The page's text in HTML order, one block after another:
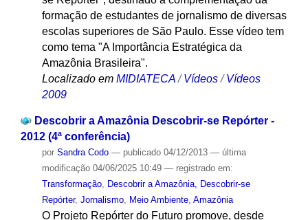
formação de estudantes de jornalismo de diversas
escolas superiores de São Paulo. Esse vídeo tem
como tema "A Importância Estratégica da
Amazônia Brasileira".
Localizado em MIDIATECA /Vídeos /Vídeos
2009
Descobrir a Amazônia Descobrir-se Repórter -
2012 (4ª conferência)
por Sandra Codo — publicado04/12/2013 — última
modificação04/06/2025 10:49 — registrado em:
Transformação, Descobrir a Amazônia, Descobrir-se
Repórter, Jornalismo, Meio Ambiente, Amazônia
O Projeto Repórter do Futuro promove, desde